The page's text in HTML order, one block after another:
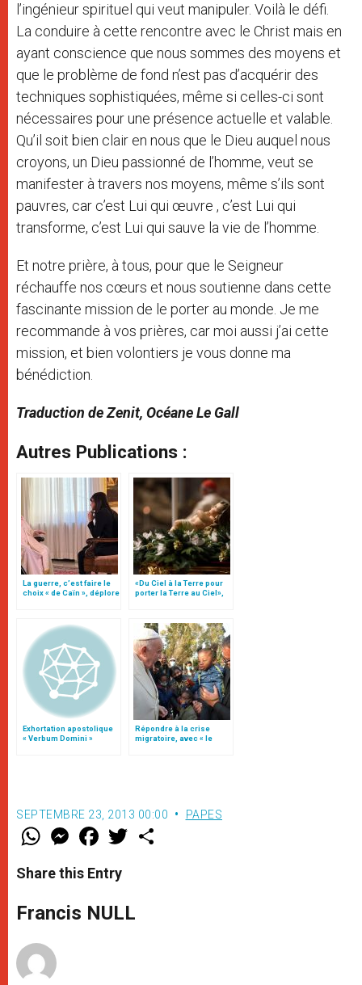
l’ingénieur spirituel qui veut manipuler. Voilà le défi.
La conduire à cette rencontre avec le Christ mais en
ayant conscience que nous sommes des moyens et
que le problème de fond n’est pas d’acquérir des
techniques sophistiquées, même si celles-ci sont
nécessaires pour une présence actuelle et valable.
Qu’il soit bien clair en nous que le Dieu auquel nous
croyons, un Dieu passionné de l’homme, veut se
manifester à travers nos moyens, même s’ils sont
pauvres, car c’est Lui qui œuvre , c’est Lui qui
transforme, c’est Lui qui sauve la vie de l’homme.
Et notre prière, à tous, pour que le Seigneur
réchauffe nos cœurs et nous soutienne dans cette
fascinante mission de le porter au monde. Je me
recommande à vos prières, car moi aussi j’ai cette
mission, et bien volontiers je vous donne ma
bénédiction.
Traduction de Zenit, Océane Le Gall
Autres Publications :
La guerre, c’est faire le
choix « de Caïn », déplore
«Du Ciel à la Terre pour
porter la Terre au Ciel»,
Exhortation apostolique
« Verbum Domini »
Répondre à la crise
migratoire, avec « le
SEPTEMBRE 23, 2013 00:00 PAPES
W
t
s
p
p
M
e
s
e
g
e
F
a
e
b
o
k
w
Share this Entry
Francis NULL